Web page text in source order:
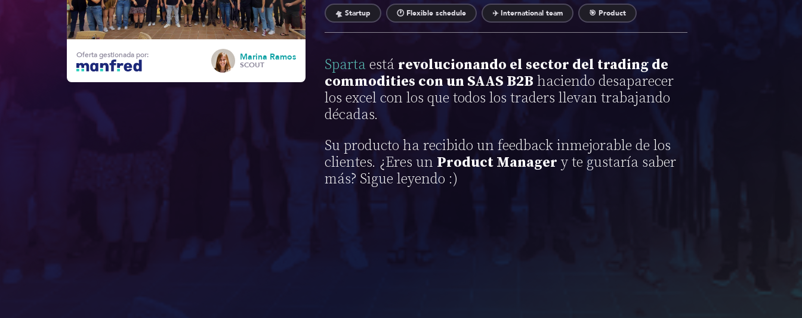
Oferta gestionada por: Marina Ramos
SCOUT
🛸 Startup 🕐 Flexible schedule ✈️ International team 🎯 Product
Sparta está revolucionando el sector del trading de
commodities con un SAAS B2B haciendo desaparecer
los excel con los que todos los traders llevan trabajando
décadas.
Su producto ha recibido un feedback inmejorable de los
clientes. ¿Eres un Product Manager y te gustaría saber
más? Sigue leyendo :)